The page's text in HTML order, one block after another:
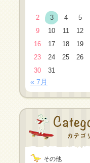
2
3 4 5
9
10 11 12
16
17 18 19
23
24 25 26
30
31
« 7月
その他